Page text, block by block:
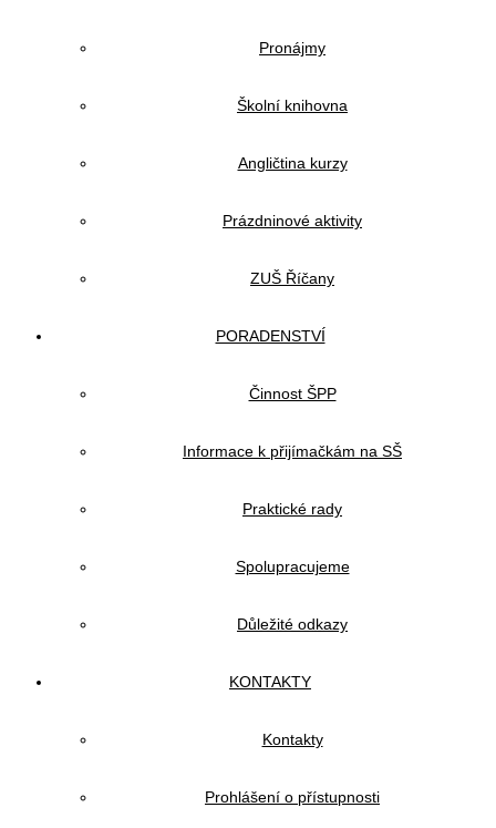
Pronájmy
Školní knihovna
Angličtina kurzy
Prázdninové aktivity
ZUŠ Říčany
PORADENSTVÍ
Činnost ŠPP
Informace k přijímačkám na SŠ
Praktické rady
Spolupracujeme
Důležité odkazy
KONTAKTY
Kontakty
Prohlášení o přístupnosti